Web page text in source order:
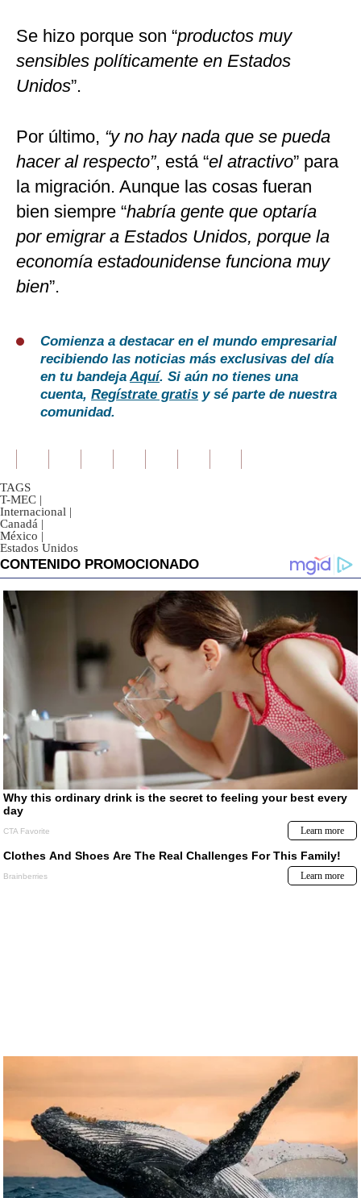
Se hizo porque son “productos muy
sensibles políticamente en Estados
Unidos”.
Por último, “y no hay nada que se pueda
hacer al respecto”, está “el atractivo” para
la migración. Aunque las cosas fueran
bien siempre “habría gente que optaría
por emigrar a Estados Unidos, porque la
economía estadounidense funciona muy
bien”.
Comienza a destacar en el mundo empresarial
recibiendo las noticias más exclusivas del día
en tu bandejaAquí. Si aún no tienes una
cuenta, Regístrate gratis y sé parte de nuestra
comunidad.
TAGS
T-MEC |
Internacional |
Canadá |
México |
Estados Unidos